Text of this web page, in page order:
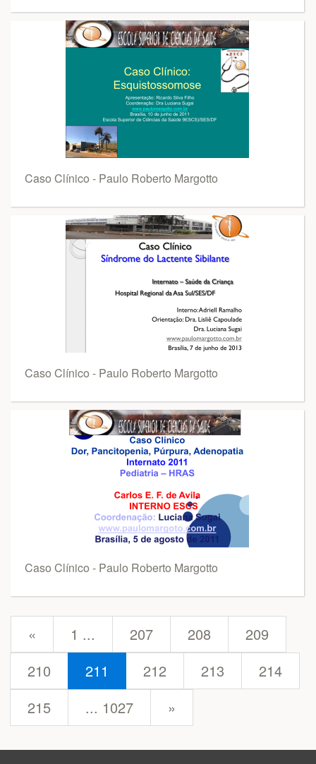
Caso Clínico - Paulo Roberto Margotto
Caso Clínico - Paulo Roberto Margotto
Caso Clínico - Paulo Roberto Margotto
« 1 ... 207 208
209
210
211 212 213
214
215
... 1027 »